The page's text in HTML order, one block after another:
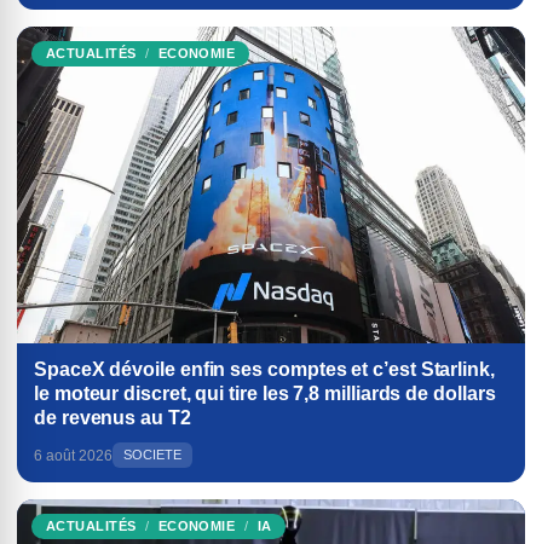
ACTUALITÉS ECONOMIE
SpaceX dévoile enfin ses comptes et c’est Starlink,
le moteur discret, qui tire les 7,8 milliards de dollars
de revenus au T2
6 août 2026 SOCIETE
ACTUALITÉS ECONOMIE IA